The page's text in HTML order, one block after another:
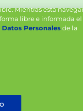
Mientras está
libre e informada el
Personalesde la